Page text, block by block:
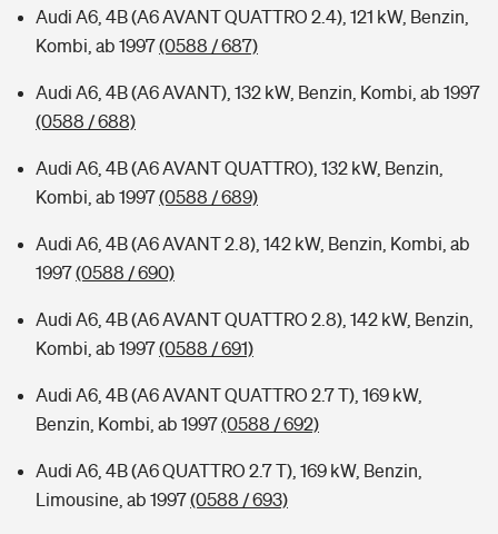
Audi A6, 4B (A6 AVANT QUATTRO 2.4), 121 kW, Benzin,
Kombi, ab 1997(0588 / 687)
Audi A6, 4B (A6 AVANT), 132 kW, Benzin, Kombi, ab 1997
(0588 / 688)
Audi A6, 4B (A6 AVANT QUATTRO), 132 kW, Benzin,
Kombi, ab 1997(0588 / 689)
Audi A6, 4B (A6 AVANT 2.8), 142 kW, Benzin, Kombi, ab
1997(0588 / 690)
Audi A6, 4B (A6 AVANT QUATTRO 2.8), 142 kW, Benzin,
Kombi, ab 1997(0588 / 691)
Audi A6, 4B (A6 AVANT QUATTRO 2.7 T), 169 kW,
Benzin, Kombi, ab 1997(0588 / 692)
Audi A6, 4B (A6 QUATTRO 2.7 T), 169 kW, Benzin,
Limousine, ab 1997(0588 / 693)